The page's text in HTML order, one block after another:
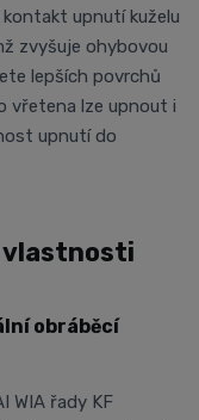
upnutí kuželu
zvyšuje ohybovou
lepších povrchů
vřetena lze upnout i
upnutí do
vlastnosti
obráběcí
WIA řady KF